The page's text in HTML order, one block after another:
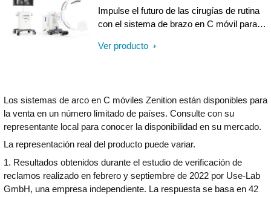
con funciones de actualización para uso
futuro.
Impulse el futuro de las cirugías de rutina
con el sistema de brazo en C móvil para
Zenition 10 de Philips. Este sistema de
potente y compacto para su combinación
diaria de procedimientos ortopédicos,
traumatológicos y de otro tipo.
Ver producto
Los sistemas de arco en C móviles Zenition están disponibles para
la venta en un número limitado de países. Consulte con su
representante local para conocer la disponibilidad en su mercado.
La representación real del producto puede variar.
1. Resultados obtenidos durante el estudio de verificación de
reclamos realizado en febrero y septiembre de 2022 por Use-Lab
GmbH, una empresa independiente. La respuesta se basa en 42